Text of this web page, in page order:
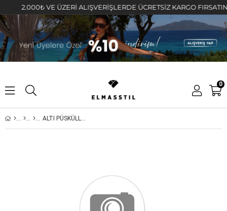
2.000₺ VE ÜZERİ ALIŞVERİŞLERDE ÜCRETSİZ KARGO FIRSATINI
0
ALTI PÜSKÜLLÜ SWEAT ETEK